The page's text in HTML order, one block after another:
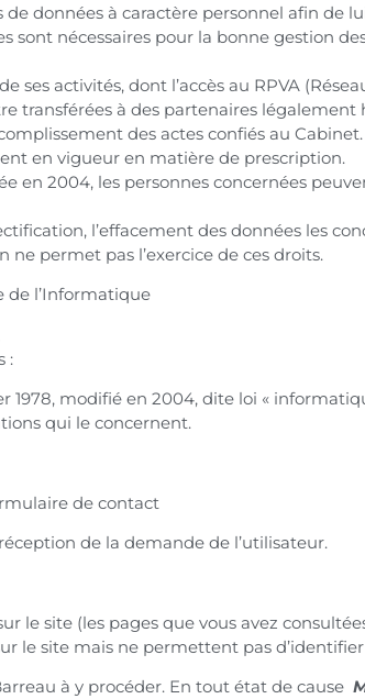
données à caractère personnel afin de
sont nécessaires pour la bonne gestion
activités, dont l’accès au RPVA
transférées à des partenaires légalement
des actes confiés au Cabinet.
en vigueur en matière de prescription.
2004, les personnes concernées
l’effacement des données les
permet pas l’exercice de ces droits.
de l’Informatique
:
modifié en 2004, dite loi «
qui le concernent.
de contact
de la demande de l’utilisateur.
le site (les pages que vous avez
le site mais ne permettent pas
à y procéder. En tout état de cause